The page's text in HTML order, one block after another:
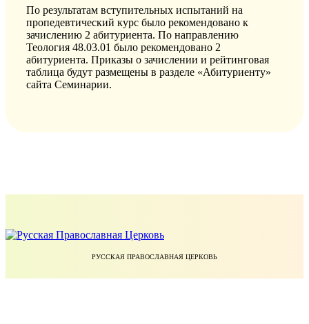
По результатам вступительных испытаний на
пропедевтический курс было рекомендовано к
зачислению 2 абитуриента. По направлению
Теология 48.03.01 было рекомендовано 2
абитуриента. Приказы о зачислении и рейтинговая
таблица будут размещены в разделе «Абитуриенту»
сайта Семинарии.
РУССКАЯ ПРАВОСЛАВНАЯ ЦЕРКОВЬ